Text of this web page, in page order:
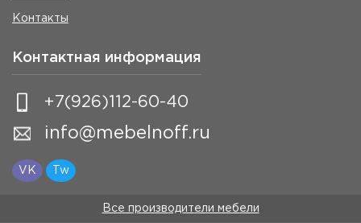
Контакты
Контактная информация
+7(926)112-60-40
info@mebelnoff.ru
VK Tw
Все производители мебели